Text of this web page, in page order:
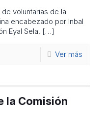
voluntarias de la
encabezado por Inbal
Eyal Sela, […]
Ver más
la Comisión